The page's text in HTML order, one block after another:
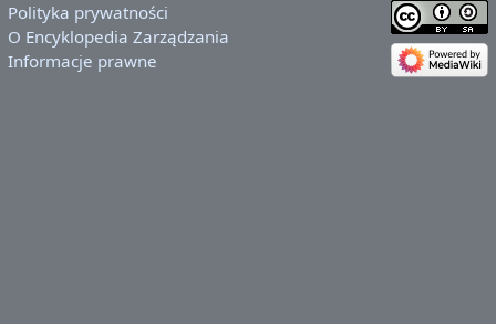
Polityka prywatności
O Encyklopedia Zarządzania
Informacje prawne